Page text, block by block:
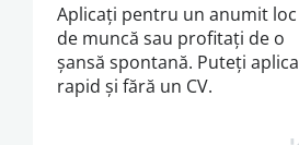
Aplicați pentru un anumit loc
de muncă sau profitați de o
șansă spontană. Puteți aplica
rapid și fără un CV.